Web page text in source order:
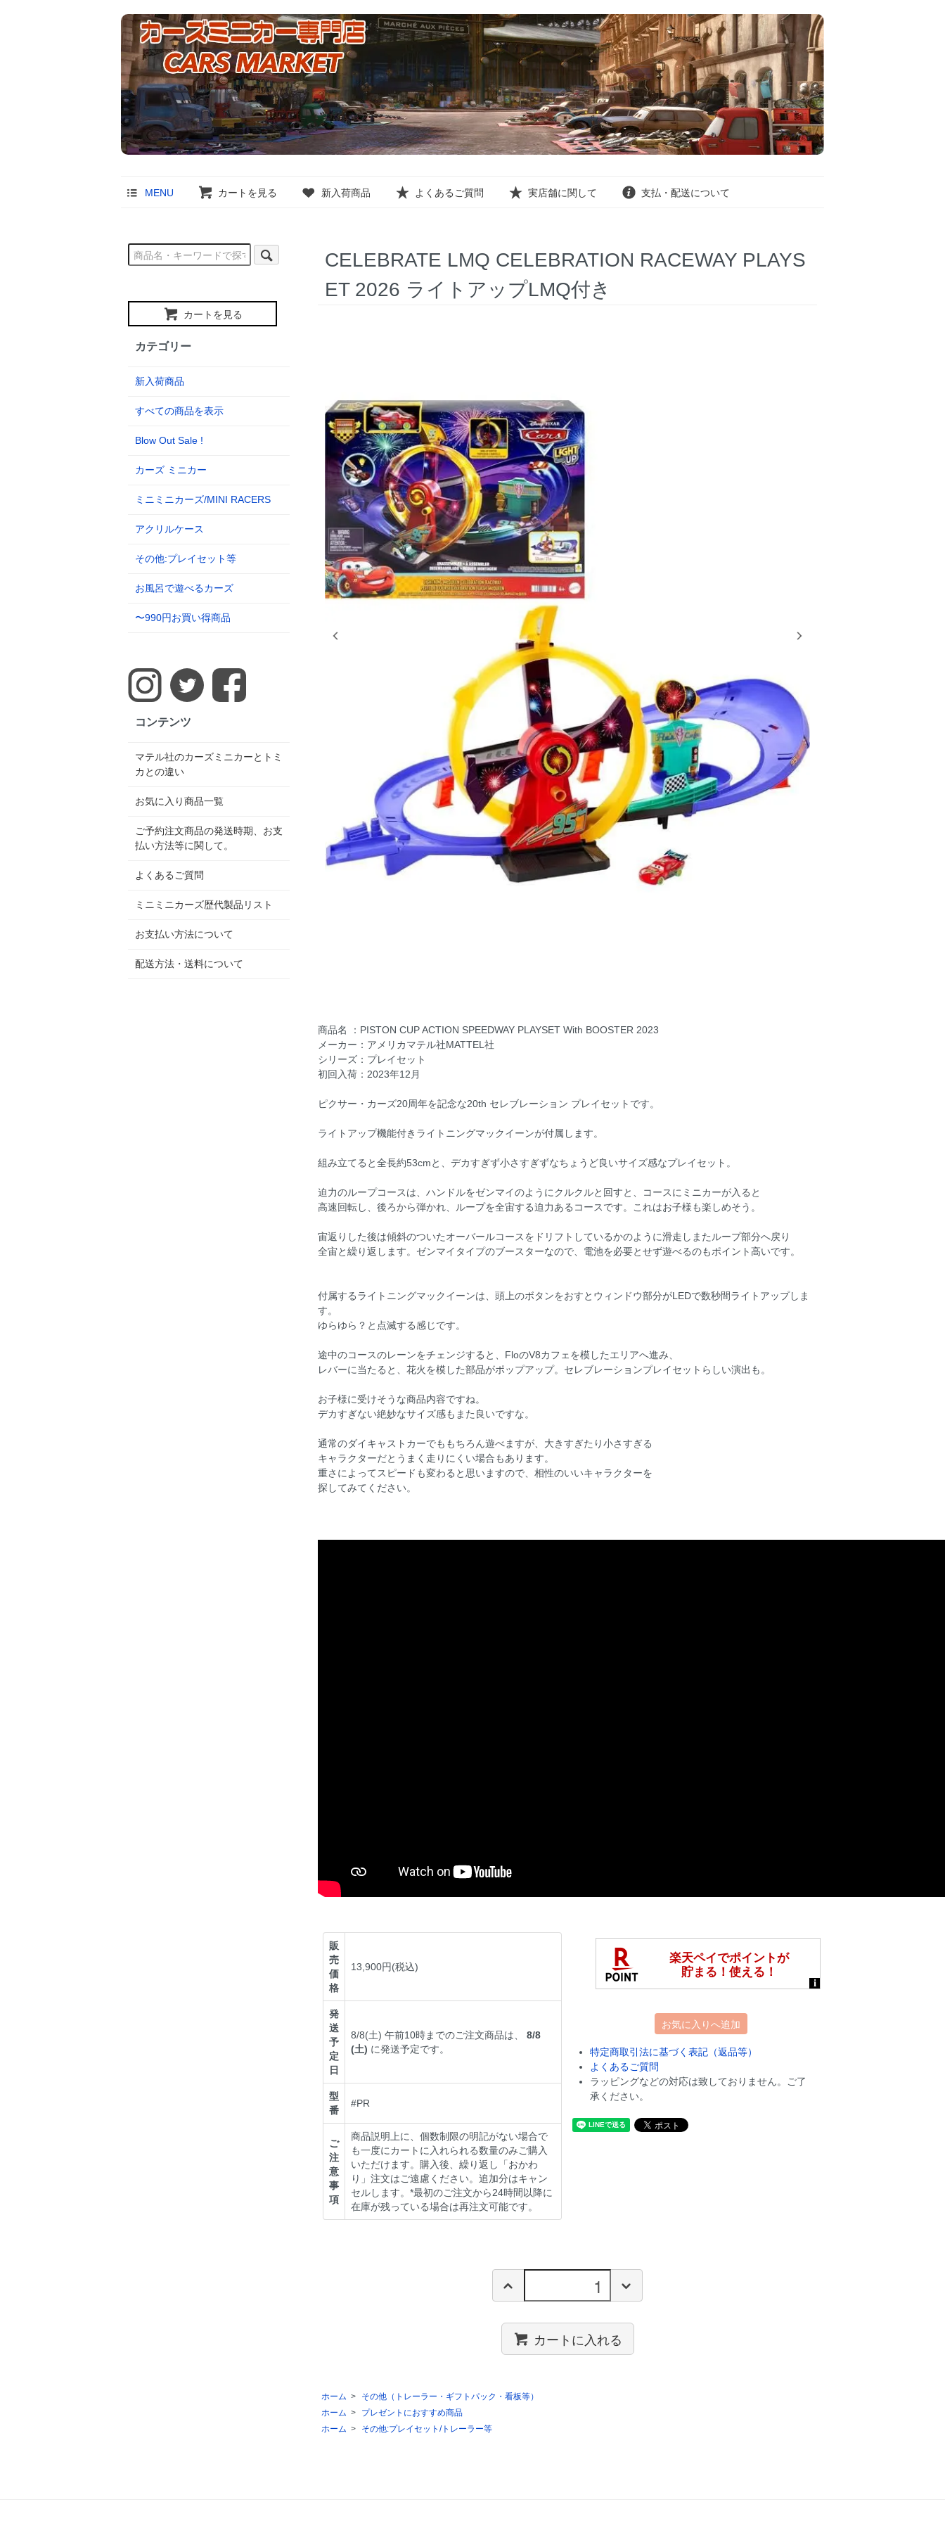
MENU カートを見る 新入荷商品 よくあるご質問 実店舗に関して 支払・配送について
CELEBRATE LMQ CELEBRATION RACEWAY PLAYS
ET 2026 ライトアップLMQ付き
商品名 ：PISTON CUP ACTION SPEEDWAY PLAYSET With BOOSTER 2023
メーカー：アメリカマテル社MATTEL社
シリーズ：プレイセット
初回入荷：2023年12月
ピクサー・カーズ20周年を記念な20th セレブレーション プレイセットです。
ライトアップ機能付きライトニングマックイーンが付属します。
組み立てると全長約53cmと、デカすぎず小さすぎずなちょうど良いサイズ感なプレイセット。
迫力のループコースは、ハンドルをゼンマイのようにクルクルと回すと、コースにミニカーが入ると
高速回転し、後ろから弾かれ、ループを全宙する迫力あるコースです。これはお子様も楽しめそう。
宙返りした後は傾斜のついたオーバールコースをドリフトしているかのように滑走しまたループ部分へ戻り
全宙と繰り返します。ゼンマイタイプのブースターなので、電池を必要とせず遊べるのもポイント高いです。
付属するライトニングマックイーンは、頭上のボタンをおすとウィンドウ部分がLEDで数秒間ライトアップしま
す。
ゆらゆら？と点滅する感じです。
途中のコースのレーンをチェンジすると、FloのV8カフェを模したエリアへ進み、
レバーに当たると、花火を模した部品がポップアップ。セレブレーションプレイセットらしい演出も。
お子様に受けそうな商品内容ですね。
デカすぎない絶妙なサイズ感もまた良いですな。
通常のダイキャストカーでももちろん遊べますが、大きすぎたり小さすぎる
キャラクターだとうまく走りにくい場合もあります。
重さによってスピードも変わると思いますので、相性のいいキャラクターを
探してみてください。
販
売
価
格
13,900円(税込)
発
送
予
定
日
8/8(土) 午前10時までのご注文商品は、8/8
(土) に発送予定です。
型
番
#PR
ご
注
意
事
項
商品説明上に、個数制限の明記がない場合で
も一度にカートに入れられる数量のみご購入
いただけます。購入後、繰り返し「おかわ
り」注文はご遠慮ください。追加分はキャン
セルします。*最初のご注文から24時間以降に
在庫が残っている場合は再注文可能です。
お気に入りへ追加
特定商取引法に基づく表記（返品等）
よくあるご質問
ラッピングなどの対応は致しておりません。ご了
承ください。
カートに入れる
ホーム >
その他（トレーラー・ギフトパック・看板等）
ホーム >
プレゼントにおすすめ商品
ホーム > その他:プレイセット/トレーラー等
カートを見る
カテゴリー
新入荷商品
すべての商品を表示
Blow Out Sale !
カーズ ミニカー
ミニミニカーズ/MINI RACERS
アクリルケース
その他:プレイセット等
お風呂で遊べるカーズ
〜990円お買い得商品
コンテンツ
マテル社のカーズミニカーとトミ
カとの違い
お気に入り商品一覧
ご予約注文商品の発送時期、お支
払い方法等に関して。
よくあるご質問
ミニミニカーズ歴代製品リスト
お支払い方法について
配送方法・送料について